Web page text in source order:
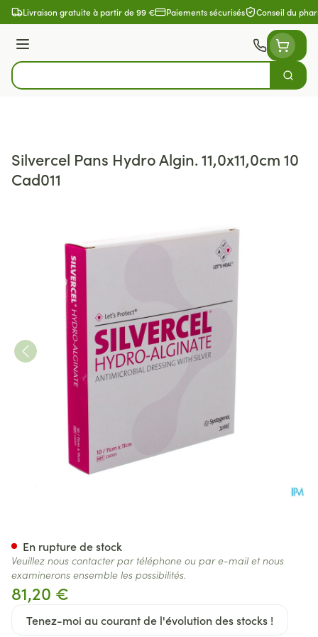
Aller au contenu
Livraison gratuite à partir de 99 € Paiements sécurisés Conseil du
Menu
Rechercher
Silvercel Pans Hydro Algin. 11,0x11,0cm 10
Cad011
81,20 €
Tenez-moi au courant de l'évolution des stocks !
En rupture de stock
Veuillez nous contacter par téléphone ou par e-mail et nous
examinerons ensemble les possibilités.